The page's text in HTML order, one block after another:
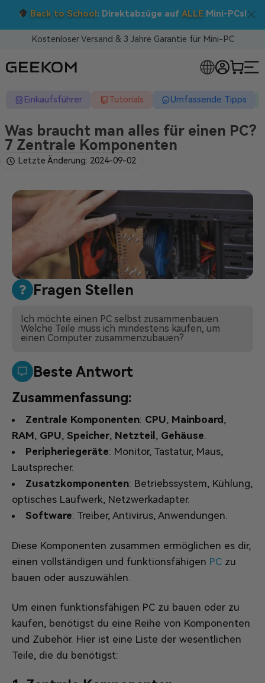
Back to School : Direktabzüge aufALLE Mini-PCs!
Kostenloser Versand & 3 Jahre Garantie für Mini-PC
Einkaufsführer Tutorials Umfassende Tipps
Was braucht man alles für einen PC?
7 Zentrale Komponenten
Letzte Änderung: 2024-09-02
Fragen Stellen
Ich möchte einen PC selbst zusammenbauen.
Welche Teile muss ich mindestens kaufen, um
einen Computer zusammenzubauen?
Beste Antwort
Zusammenfassung:
Zentrale Komponenten: CPU, Mainboard ,
RAM, GPU, Speicher, Netzteil , Gehäuse.
Peripheriegeräte: Monitor, Tastatur, Maus,
Lautsprecher.
Zusatzkomponenten: Betriebssystem, Kühlung,
optisches Laufwerk, Netzwerkadapter.
Software: Treiber, Antivirus, Anwendungen.
Diese Komponenten zusammen ermöglichen es dir,
einen vollständigen und funktionsfähigen PC zu
bauen oder auszuwählen.
Um einen funktionsfähigen PC zu bauen oder zu
kaufen, benötigst du eine Reihe von Komponenten
und Zubehör. Hier ist eine Liste der wesentlichen
Teile, die du benötigst:
MINI-PCS